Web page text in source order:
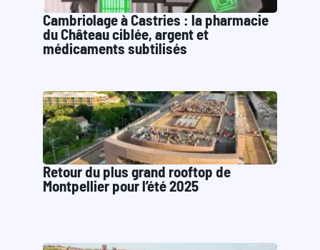
Cambriolage à Castries : la pharmacie
du Château ciblée, argent et
médicaments subtilisés
Retour du plus grand rooftop de
Montpellier pour l’été 2025